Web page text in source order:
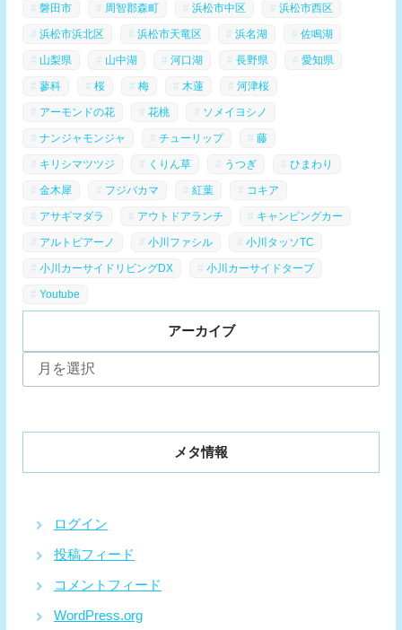
磐田市 周智郡森町 浜松市中区 浜松市西区
浜松市浜北区 浜松市天竜区 浜名湖 佐鳴湖
山梨県 山中湖 河口湖 長野県 愛知県
蓼科 桜 梅 木蓮 河津桜
アーモンドの花 花桃 ソメイヨシノ
ナンジャモンジャ チューリップ 藤
キリシマツツジ くりん草 うつぎ ひまわり
金木犀 フジバカマ 紅葉 コキア
アサギマダラ アウトドアランチ キャンピングカー
アルトピアーノ 小川ファシル 小川タッソTC
小川カーサイドリビングDX 小川カーサイドタープ
Youtube
アーカイブ
ー
メタ情報
ログイン
投稿フィード
コメントフィード
WordPress.org